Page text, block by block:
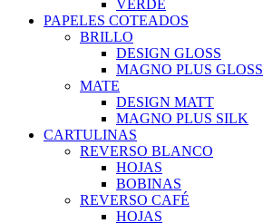
VERDE
PAPELES COTEADOS
BRILLO
DESIGN GLOSS
MAGNO PLUS GLOSS
MATE
DESIGN MATT
MAGNO PLUS SILK
CARTULINAS
REVERSO BLANCO
HOJAS
BOBINAS
REVERSO CAFÉ
HOJAS